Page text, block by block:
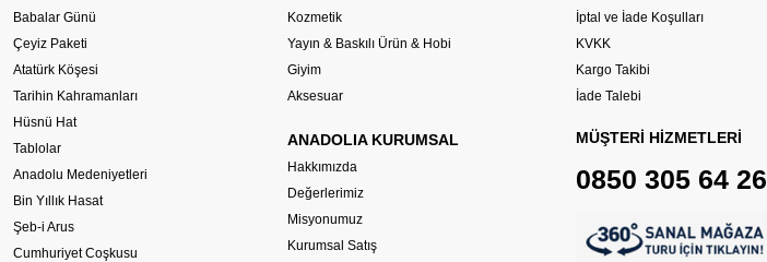
Babalar Günü
Çeyiz Paketi
Atatürk Köşesi
Tarihin Kahramanları
Hüsnü Hat
Tablolar
Anadolu Medeniyetleri
Bin Yıllık Hasat
Şeb-i Arus
Cumhuriyet Coşkusu
Kozmetik
Yayın & Baskılı Ürün & Hobi
Giyim
Aksesuar
ANADOLIA KURUMSAL
Hakkımızda
Değerlerimiz
Misyonumuz
Kurumsal Satış
İptal ve İade Koşulları
KVKK
Kargo Takibi
İade Talebi
MÜŞTERİ HİZMETLERİ
0850 305 64 26